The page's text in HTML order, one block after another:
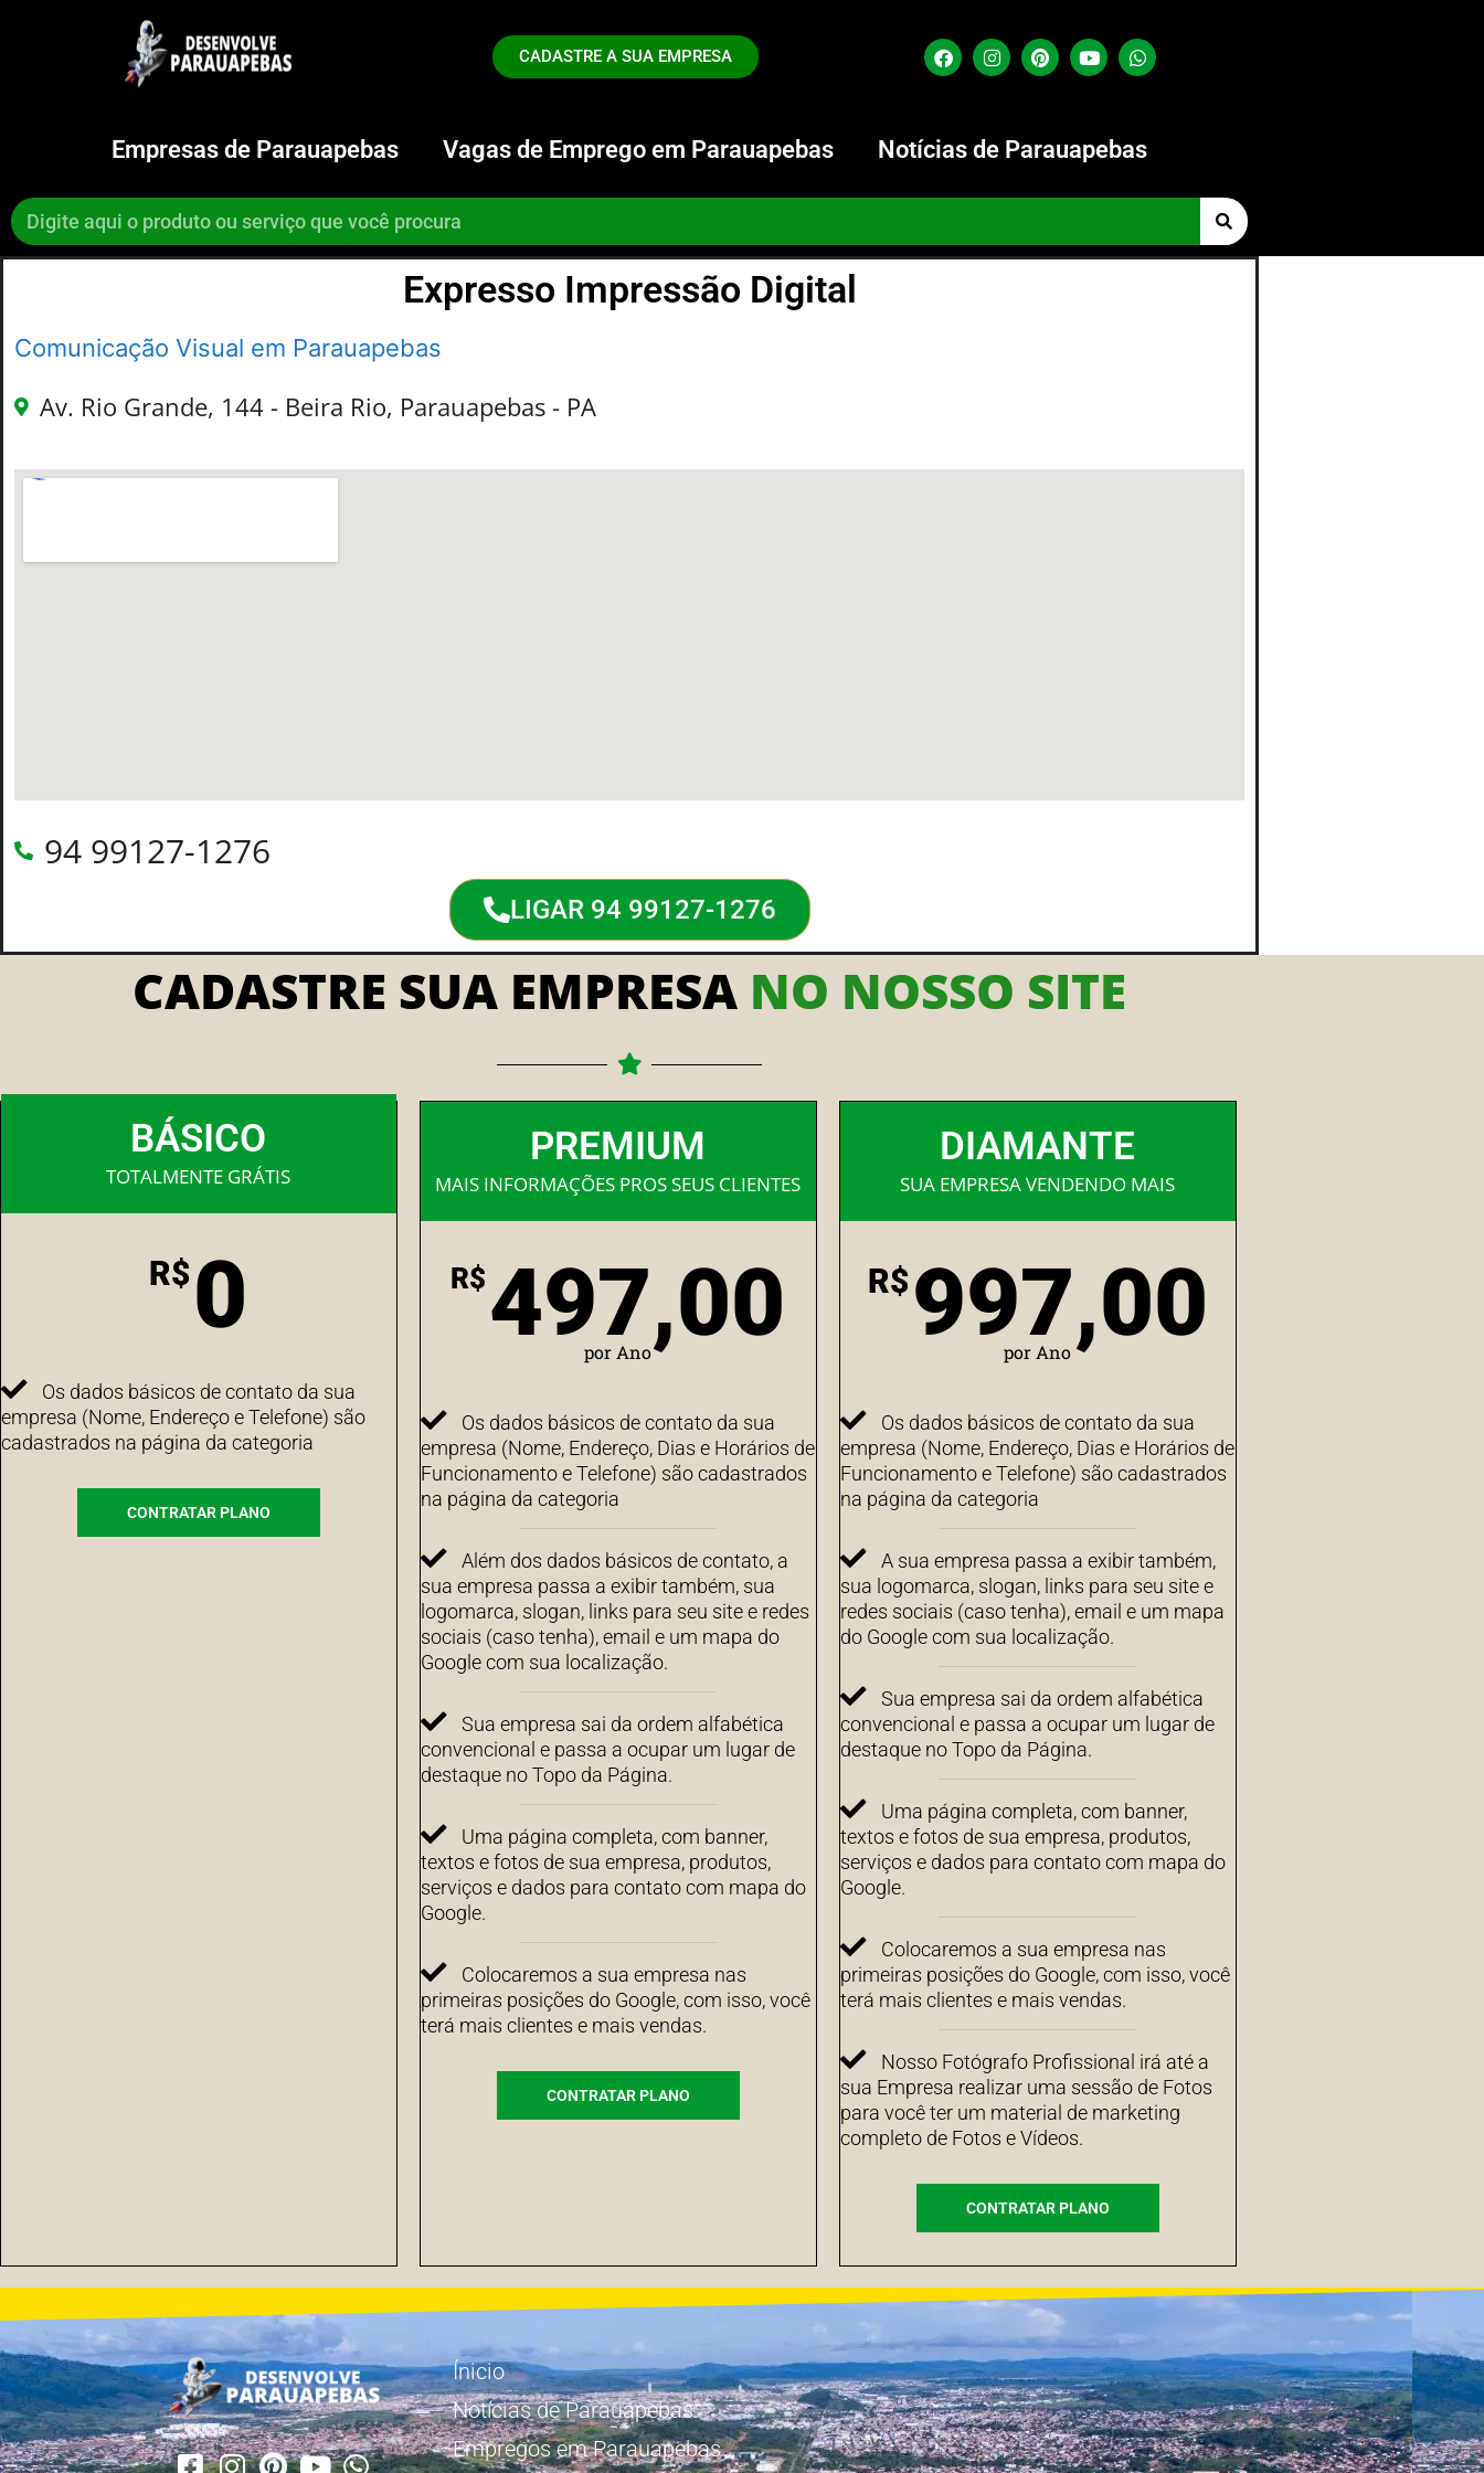
CADASTRE A SUA EMPRESA
Empresas de Parauapebas Vagas de Emprego em Parauapebas Notícias de Parauapebas
Expresso Impressão Digital
Comunicação Visual em Parauapebas
Av. Rio Grande, 144 - Beira Rio, Parauapebas - PA
94 99127-1276
LIGAR 94 99127-1276
CADASTRE SUA EMPRESA NO NOSSO SITE
BÁSICO
TOTALMENTE GRÁTIS
R$0
Os dados básicos de contato da sua
empresa (Nome, Endereço e Telefone) são
cadastrados na página da categoria
CONTRATAR PLANO
PREMIUM
MAIS INFORMAÇÕES PROS SEUS CLIENTES
R$ 497,00
por Ano
Os dados básicos de contato da sua
empresa (Nome, Endereço, Dias e Horários de
Funcionamento e Telefone) são cadastrados
na página da categoria
Além dos dados básicos de contato, a
sua empresa passa a exibir também, sua
logomarca, slogan, links para seu site e redes
sociais (caso tenha), email e um mapa do
Google com sua localização.
Sua empresa sai da ordem alfabética
convencional e passa a ocupar um lugar de
destaque no Topo da Página.
Uma página completa, com banner,
textos e fotos de sua empresa, produtos,
serviços e dados para contato com mapa do
Google.
Colocaremos a sua empresa nas
primeiras posições do Google, com isso, você
terá mais clientes e mais vendas.
CONTRATAR PLANO
DIAMANTE
SUA EMPRESA VENDENDO MAIS
R$997,00
por Ano
Os dados básicos de contato da sua
empresa (Nome, Endereço, Dias e Horários de
Funcionamento e Telefone) são cadastrados
na página da categoria
A sua empresa passa a exibir também,
sua logomarca, slogan, links para seu site e
redes sociais (caso tenha), email e um mapa
do Google com sua localização.
Sua empresa sai da ordem alfabética
convencional e passa a ocupar um lugar de
destaque no Topo da Página.
Uma página completa, com banner,
textos e fotos de sua empresa, produtos,
serviços e dados para contato com mapa do
Google.
Colocaremos a sua empresa nas
primeiras posições do Google, com isso, você
terá mais clientes e mais vendas.
Nosso Fotógrafo Profissional irá até a
sua Empresa realizar uma sessão de Fotos
para você ter um material de marketing
completo de Fotos e Vídeos.
CONTRATAR PLANO
Ínicio
Notícias de Parauapebas
Empregos em Parauapebas